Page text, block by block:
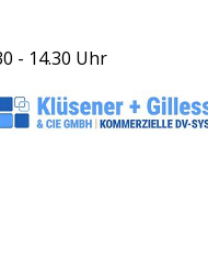
- 14.30 Uhr